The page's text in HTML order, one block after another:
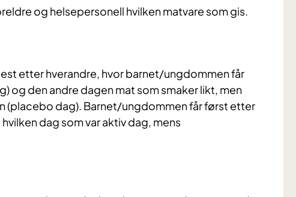
og helsepersonell hvilken matvare som gis.
etter hverandre, hvor barnet/ungdommen får
og den andre dagen mat som smaker likt, men
(placebo dag). Barnet/ungdommen får først etter
dag som var aktiv dag, mens